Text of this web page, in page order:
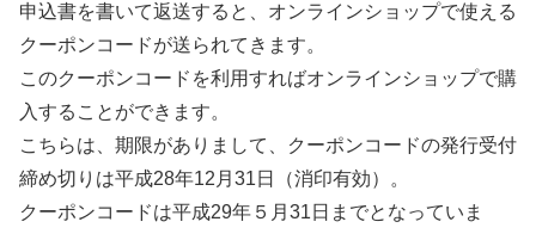
申込書を書いて返送すると、オンラインショップで使える
クーポンコードが送られてきます。
このクーポンコードを利用すればオンラインショップで購
入することができます。
こちらは、期限がありまして、クーポンコードの発行受付
締め切りは平成28年12月31日（消印有効）。
クーポンコードは平成29年５月31日までとなっていま